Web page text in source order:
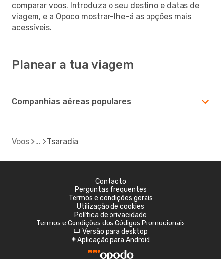
comparar voos. Introduza o seu destino e datas de
viagem, e a Opodo mostrar-lhe-á as opções mais
acessíveis.
Planear a tua viagem
Companhias aéreas populares
Voos Tsaradia
Contacto
Perguntas frequentes
Termos e condições gerais
Utilização de cookies
Política de privacidade
Termos e Condições dos Códigos Promocionais
d Versão para desktop
A Aplicação para Android